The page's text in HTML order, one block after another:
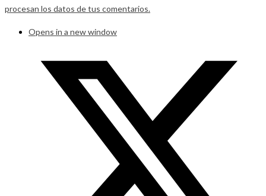
procesan los datos de tus comentarios.
Opens in a new window